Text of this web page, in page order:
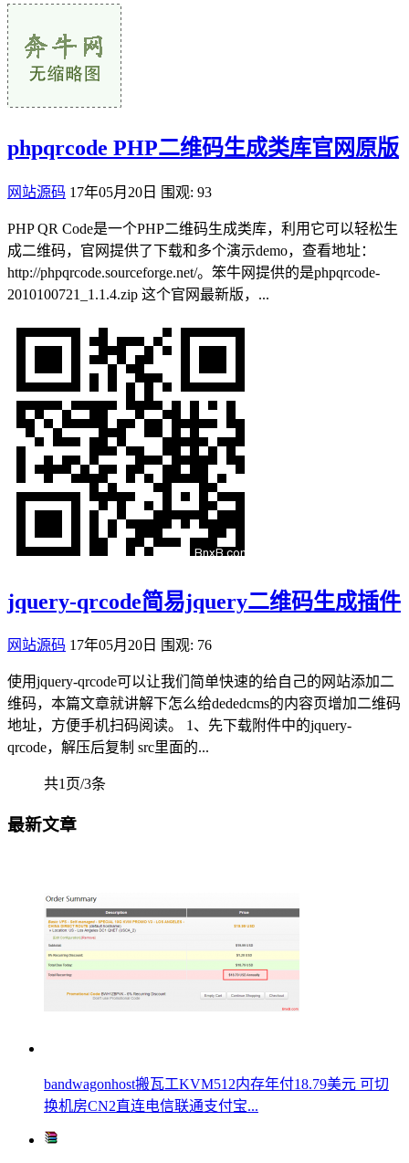
phpqrcode PHP二维码生成类库官网原版
网站源码 17年05月20日 围观: 93
PHP QR Code是一个PHP二维码生成类库，利用它可以轻松生
成二维码，官网提供了下载和多个演示demo，查看地址：
http://phpqrcode.sourceforge.net/。笨牛网提供的是phpqrcode-
2010100721_1.1.4.zip 这个官网最新版，...
jquery-qrcode简易jquery二维码生成插件
网站源码 17年05月20日 围观: 76
使用jquery-qrcode可以让我们简单快速的给自己的网站添加二
维码，本篇文章就讲解下怎么给dededcms的内容页增加二维码
地址，方便手机扫码阅读。 1、先下载附件中的jquery-
qrcode，解压后复制 src里面的...
共1页/3条
最新文章
bandwagonhost搬瓦工KVM512内存年付18.79美元 可切
换机房CN2直连电信联通支付宝...